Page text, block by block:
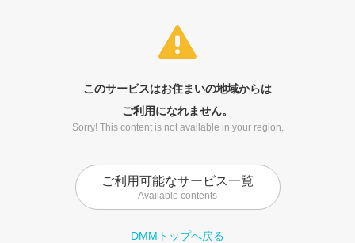
このサービスはお住まいの地域からは
ご利用になれません。
Sorry! This content is not available in your region.
ご利用可能なサービス一覧
Available contents
DMMトップへ戻る